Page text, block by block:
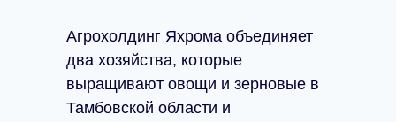
Агрохолдинг Яхрома объединяет
два хозяйства, которые
выращивают овощи и зерновые в
Тамбовской области и